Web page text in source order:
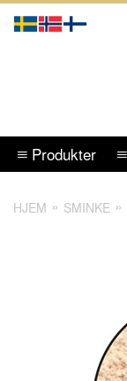
Produkter
HJEM SMINKE